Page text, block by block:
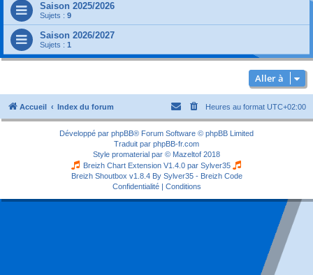
Saison 2025/2026
Sujets : 9
Saison 2026/2027
Sujets : 1
Aller à
Accueil Index du forum Heures au format UTC+02:00
Développé par phpBB® Forum Software © phpBB Limited
Traduit par phpBB-fr.com
Style promaterial par © Mazeltof 2018
Breizh Chart Extension V1.4.0 par Sylver35
Breizh Shoutbox v1.8.4 By Sylver35 - Breizh Code
Confidentialité| Conditions